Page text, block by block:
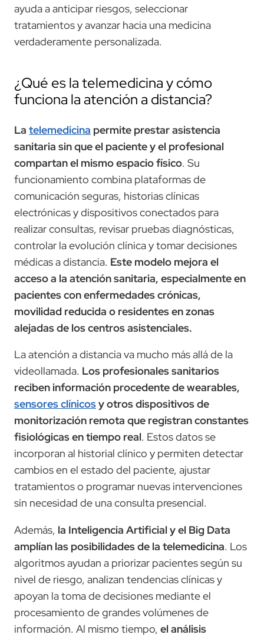
ayuda a anticipar riesgos, seleccionar
tratamientos y avanzar hacia una medicina
verdaderamente personalizada.
¿Qué es la telemedicina y cómo
funciona la atención a distancia?
La telemedicina permite prestar asistencia
sanitaria sin que el paciente y el profesional
compartan el mismo espacio físico. Su
funcionamiento combina plataformas de
comunicación seguras, historias clínicas
electrónicas y dispositivos conectados para
realizar consultas, revisar pruebas diagnósticas,
controlar la evolución clínica y tomar decisiones
médicas a distancia. Este modelo mejora el
acceso a la atención sanitaria, especialmente en
pacientes con enfermedades crónicas,
movilidad reducida o residentes en zonas
alejadas de los centros asistenciales.
La atención a distancia va mucho más allá de la
videollamada. Los profesionales sanitarios
reciben información procedente de wearables,
sensores clínicosy otros dispositivos de
monitorización remota que registran constantes
fisiológicas en tiempo real. Estos datos se
incorporan al historial clínico y permiten detectar
cambios en el estado del paciente, ajustar
tratamientos o programar nuevas intervenciones
sin necesidad de una consulta presencial.
Además, la Inteligencia Artificial y el Big Data
amplían las posibilidades de la telemedicina. Los
algoritmos ayudan a priorizar pacientes según su
nivel de riesgo, analizan tendencias clínicas y
apoyan la toma de decisiones mediante el
procesamiento de grandes volúmenes de
información. Al mismo tiempo, el análisis